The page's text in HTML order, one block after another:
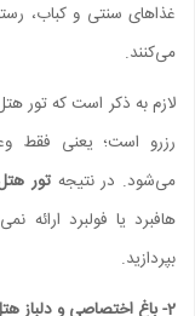
غذاهای سنتی و کباب،
می‌کنند.
لازم به ذکر است که تور
رزرو است؛ یعنی فقط
می‌شود. در نتیجهتور
هافبرد یا فولبرد ارائه
بپردازید.
2- باغ اختصاصی و دلباز هتل داریوش